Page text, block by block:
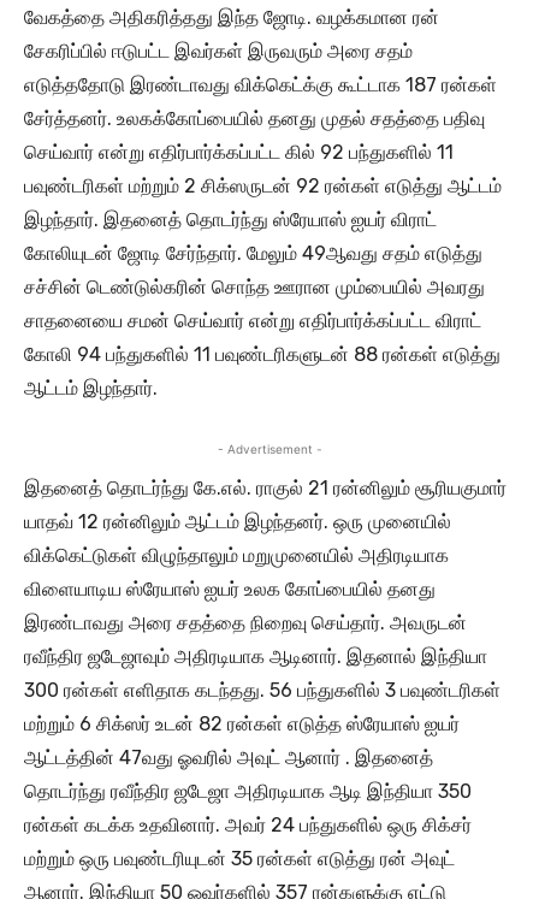
வேகத்தை அதிகரித்தது இந்த ஜோடி. வழக்கமான ரன்
சேகரிப்பில் ஈடுபட்ட இவர்கள் இருவரும் அரை சதம்
எடுத்ததோடு இரண்டாவது விக்கெட்க்கு கூட்டாக 187 ரன்கள்
சேர்த்தனர். உலகக்கோப்பையில் தனது முதல் சதத்தை பதிவு
செய்வார் என்று எதிர்பார்க்கப்பட்ட கில் 92 பந்துகளில் 11
பவுண்டரிகள் மற்றும் 2 சிக்ஸருடன் 92 ரன்கள் எடுத்து ஆட்டம்
இழந்தார். இதனைத் தொடர்ந்து ஸ்ரேயாஸ் ஐயர் விராட்
கோலியுடன் ஜோடி சேர்ந்தார். மேலும் 49ஆவது சதம் எடுத்து
சச்சின் டெண்டுல்கரின் சொந்த ஊரான மும்பையில் அவரது
சாதனையை சமன் செய்வார் என்று எதிர்பார்க்கப்பட்ட விராட்
கோலி 94 பந்துகளில் 11 பவுண்டரிகளுடன் 88 ரன்கள் எடுத்து
ஆட்டம் இழந்தார்.
- Advertisement -
இதனைத் தொடர்ந்து கே.எல். ராகுல் 21 ரன்னிலும் சூரியகுமார்
யாதவ் 12 ரன்னிலும் ஆட்டம் இழந்தனர். ஒரு முனையில்
விக்கெட்டுகள் விழுந்தாலும் மறுமுனையில் அதிரடியாக
விளையாடிய ஸ்ரேயாஸ் ஐயர் உலக கோப்பையில் தனது
இரண்டாவது அரை சதத்தை நிறைவு செய்தார். அவருடன்
ரவீந்திர ஜடேஜாவும் அதிரடியாக ஆடினார். இதனால் இந்தியா
300 ரன்கள் எளிதாக கடந்தது. 56 பந்துகளில் 3 பவுண்டரிகள்
மற்றும் 6 சிக்ஸர் உடன் 82 ரன்கள் எடுத்த ஸ்ரேயாஸ் ஐயர்
ஆட்டத்தின் 47வது ஓவரில் அவுட் ஆனார் . இதனைத்
தொடர்ந்து ரவீந்திர ஜடேஜா அதிரடியாக ஆடி இந்தியா 350
ரன்கள் கடக்க உதவினார். அவர் 24 பந்துகளில் ஒரு சிக்சர்
மற்றும் ஒரு பவுண்டரியுடன் 35 ரன்கள் எடுத்து ரன் அவுட்
ஆனார். இந்தியா 50 ஓவர்களில் 357 ரன்களுக்கு எட்டு